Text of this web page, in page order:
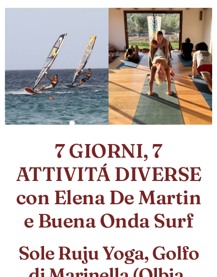
7 GIORNI, 7
ATTIVITÁ DIVERSE
con Elena De Martin
e Buena Onda Surf
Sole Ruju Yoga, Golfo